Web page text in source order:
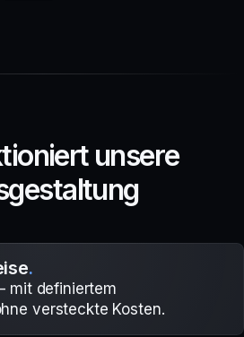
tioniert unsere
gestaltung
.
mit definiertem
versteckte Kosten.